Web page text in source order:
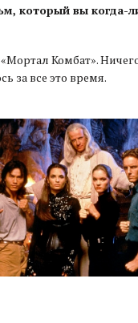
который вы когда-
Комбат».
за все это время.